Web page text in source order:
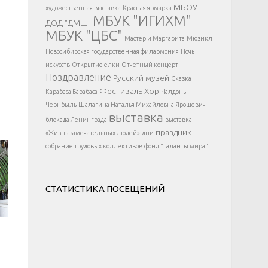
</div >
художественная выставка Красная ярмарка МБОУ
ДОД "ДМШ" МБУК "ИГИХМ"
МБУК "ЦБС" Мастер и Маргарита Мюзикл
Новосибирская государственная филармония Ночь
искусств Открытие елки Отчетный концерт
Поздравление Русский музей Сказка
Карабаса Барабаса ФестивальХор Чалдоны
Чернбыль Шалагина Наталья Михайловна Ярошевич
блокада Ленинграда выставка выставка
«Жизнь замечательных людей» дпи праздник
собрание трудовых коллективов фонд "Таланты мира"
СТАТИСТИКА ПОСЕЩЕНИЙ